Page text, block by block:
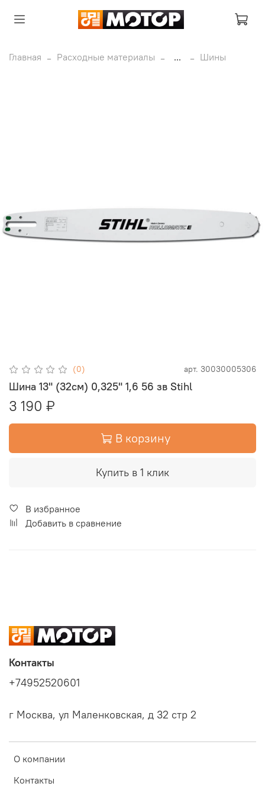
Главная Расходные материалы ... Шины
(0) арт. 30030005306
Шина 13" (32см) 0,325" 1,6 56 зв Stihl
3 190 ₽
В корзину
Купить в 1 клик
В избранное
Добавить в сравнение
О компании
Контакты
Контакты
+74952520601
г Москва, ул Маленковская, д 32 стр 2